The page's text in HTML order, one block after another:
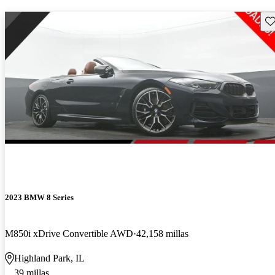
2023 BMW 8 Series
M850i xDrive Convertible AWD 42,158 millas
Highland Park, IL